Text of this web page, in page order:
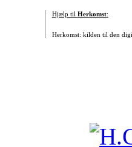
Hjælp til Herkomst:
Herkomst: kilden til den